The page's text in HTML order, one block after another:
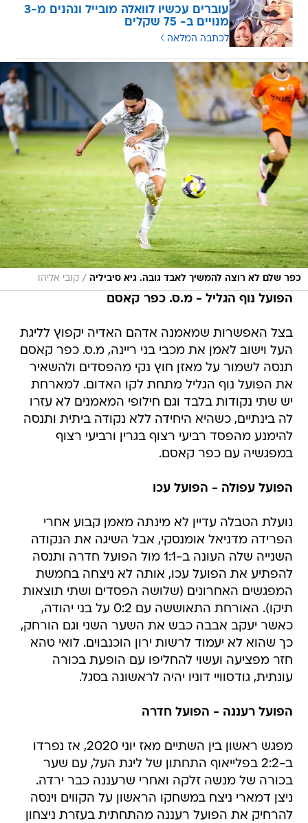
עוברים עכשיו לוואלה מובייל ונהנים מ-3
מנויים ב- 75 שקלים
לכתבה המלאה
כפר שלם לא רוצה להמשיך לאבד גובה. גיא סיביליה / קובי אליהו
הפועל נוף הגליל - מ.ס. כפר קאסם
בצל האפשרות שמאמנה אדהם האדיה יקפוץ לליגת
העל וישוב לאמן את מכבי בני ריינה, מ.ס. כפר קאסם
תנסה לשמור על מאזן חוץ נקי מהפסדים ולהשאיר
את הפועל נוף הגליל מתחת לקו האדום. למארחת
יש שתי נקודות בלבד וגם חילופי המאמנים לא עזרו
לה בינתיים, כשהיא היחידה ללא נקודה ביתית ותנסה
להימנע מהפסד רביעי רצוף בגרין ורביעי רצוף
במפגשיה עם כפר קאסם.
הפועל עפולה - הפועל עכו
נועלת הטבלה עדיין לא מינתה מאמן קבוע אחרי
הפרידה מדניאל אומנסקי, אבל השיגה את הנקודה
השנייה שלה העונה ב-1:1 מול הפועל חדרה ותנסה
להפתיע את הפועל עכו, אותה לא ניצחה בחמשת
המפגשים האחרונים (שלושה הפסדים ושתי תוצאות
תיקו). האורחת התאוששה עם 0:2 על בני יהודה,
כאשר יעקב אבבה כבש את השער השני וגם הורחק,
כך שהוא לא יעמוד לרשות ירון הוכנבוים. לואי טהא
חזר מפציעה ועשוי להחליפו עם הופעת בכורה
עונתית, גודסוויי דוניו יהיה לראשונה בסגל.
הפועל רעננה - הפועל חדרה
מפגש ראשון בין השתיים מאז יוני 2020, אז נפרדו
ב-2:2 בפלייאוף התחתון של ליגת העל, עם שער
בכורה של מנשה זלקה ואחרי שרעננה כבר ירדה.
ניצן דמארי ניצח במשחקו הראשון על הקווים וינסה
להרחיק את הפועל רעננה מהתחתית בעזרת ניצחון